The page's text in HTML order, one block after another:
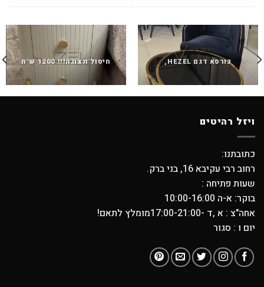
כורסא דגם HEZEL, חיסול תצוגה!!! 1200 ש"ח
ויזל רהיטים
כתובתנו:
רחוב רבי עקיבא 16, בני ברק.
שעות פתיחה :
בוקר: א-ה 10:00-16:00
אחה"צ : א ,ד -17:00-21:00מומלץ לתאם!
יום ו : סגור